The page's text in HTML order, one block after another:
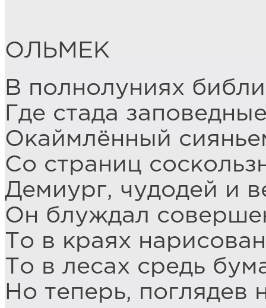
ОЛЬМЕК
В полнолуниях
Где стада
Окаймлённый
Со страниц
Демиург, чудодей и
Он блуждал
То в краях
То в лесах средь
Но теперь, поглядев